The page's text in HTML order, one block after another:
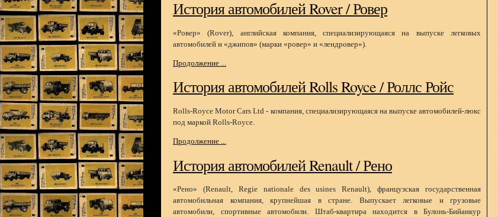
История автомобилей Rover / Ровер
«Ровер» (Rover), английская компания, специализирующаяся на выпуске легковых
автомобилей и «джипов» (марки «ровер» и «лендровер»).
Продолжение ...
История автомобилей Rolls Royce / Роллс Ройс
Rolls-Royce Motor Cars Ltd - компания, специализирующаяся на выпуске автомобилей-люкс
под маркой Rolls-Royce.
Продолжение ...
История автомобилей Renault / Рено
«Рено» (Renault, Regie nationale des usines Renault), французская государственная
автомобильная компания, крупнейшая в стране. Выпускает легковые и грузовые
автомобили, спортивные автомобили. Штаб-квартира находится в Булонь-Бийанкур